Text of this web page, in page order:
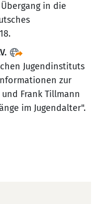
in die
Jugendinstituts
zur
Frank Tillmann
im Jugendalter".